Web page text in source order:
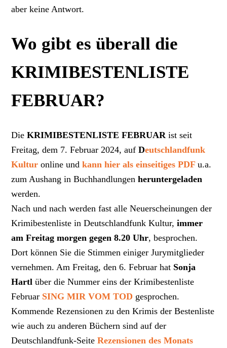
aber keine Antwort.
Wo gibt es überall die
KRIMIBESTENLISTE
FEBRUAR?
DieKRIMIBESTENLISTE FEBRUARist seit
Freitag, dem 7. Februar 2024, aufDeutschlandfunk
Kultur online undkann hier als einseitiges PDF u.a.
zum Aushang in Buchhandlungenheruntergeladen
werden.
Nach und nach werden fast alle Neuerscheinungen der
Krimibestenliste in Deutschlandfunk Kultur,immer
am Freitag morgen gegen 8.20 Uhr, besprochen.
Dort können Sie die Stimmen einiger Jurymitglieder
vernehmen. Am Freitag, den 6. Februar hat Sonja
Hartl über die Nummer eins der Krimibestenliste
Februar SING MIR VOM TOD gesprochen.
Kommende Rezensionen zu den Krimis der Bestenliste
wie auch zu anderen Büchern sind auf der
Deutschlandfunk-SeiteRezensionen des Monats